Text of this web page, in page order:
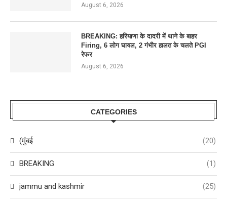
August 6, 2026
BREAKING: हरियाणा के दादरी में थाने के बाहर
Firing, 6 लोग घायल, 2 गंभीर हालत के चलते PGI
रेफर
August 6, 2026
CATEGORIES
(मुंबई (20)
BREAKING (1)
jammu and kashmir (25)